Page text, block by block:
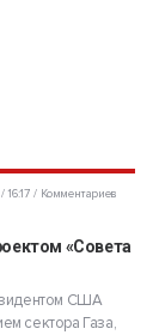
16:17
Комментариев
«Совета
США
сектора Газа,